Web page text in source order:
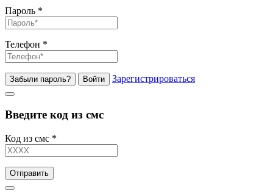
Пароль *
Телефон *
Забыли пароль? Войти Зарегистрироваться
Введите код из смс
Код из смс *
Отправить